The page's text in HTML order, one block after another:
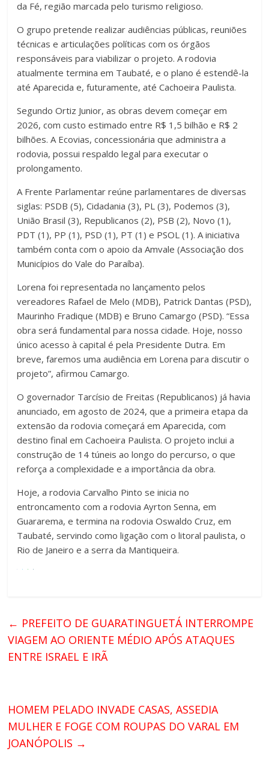
da Fé, região marcada pelo turismo religioso.
O grupo pretende realizar audiências públicas, reuniões
técnicas e articulações políticas com os órgãos
responsáveis para viabilizar o projeto. A rodovia
atualmente termina em Taubaté, e o plano é estendê-la
até Aparecida e, futuramente, até Cachoeira Paulista.
Segundo Ortiz Junior, as obras devem começar em
2026, com custo estimado entre R$ 1,5 bilhão e R$ 2
bilhões. A Ecovias, concessionária que administra a
rodovia, possui respaldo legal para executar o
prolongamento.
A Frente Parlamentar reúne parlamentares de diversas
siglas: PSDB (5), Cidadania (3), PL (3), Podemos (3),
União Brasil (3), Republicanos (2), PSB (2), Novo (1),
PDT (1), PP (1), PSD (1), PT (1) e PSOL (1). A iniciativa
também conta com o apoio da Amvale (Associação dos
Municípios do Vale do Paraíba).
Lorena foi representada no lançamento pelos
vereadores Rafael de Melo (MDB), Patrick Dantas (PSD),
Maurinho Fradique (MDB) e Bruno Camargo (PSD). “Essa
obra será fundamental para nossa cidade. Hoje, nosso
único acesso à capital é pela Presidente Dutra. Em
breve, faremos uma audiência em Lorena para discutir o
projeto”, afirmou Camargo.
O governador Tarcísio de Freitas (Republicanos) já havia
anunciado, em agosto de 2024, que a primeira etapa da
extensão da rodovia começará em Aparecida, com
destino final em Cachoeira Paulista. O projeto inclui a
construção de 14 túneis ao longo do percurso, o que
reforça a complexidade e a importância da obra.
Hoje, a rodovia Carvalho Pinto se inicia no
entroncamento com a rodovia Ayrton Senna, em
Guararema, e termina na rodovia Oswaldo Cruz, em
Taubaté, servindo como ligação com o litoral paulista, o
Rio de Janeiro e a serra da Mantiqueira.
← PREFEITO DE GUARATINGUETÁ INTERROMPE
VIAGEM AO ORIENTE MÉDIO APÓS ATAQUES
ENTRE ISRAEL E IRÃ
HOMEM PELADO INVADE CASAS, ASSEDIA
MULHER E FOGE COM ROUPAS DO VARAL EM
JOANÓPOLIS →